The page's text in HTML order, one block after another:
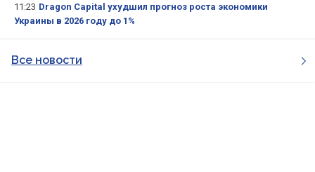
11:23 Dragon Capital ухудшил прогноз роста экономики
Украины в 2026 году до 1%
Все новости